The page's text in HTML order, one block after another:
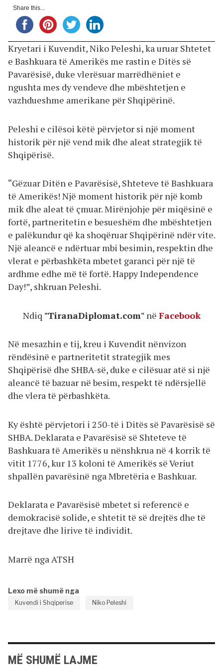
Share this...
Kryetari i Kuvendit, Niko Peleshi, ka uruar Shtetet
e Bashkuara të Amerikës me rastin e Ditës së
Pavarësisë, duke vlerësuar marrëdhëniet e
ngushta mes dy vendeve dhe mbështetjen e
vazhdueshme amerikane për Shqipërinë.
Peleshi e cilësoi këtë përvjetor si një moment
historik për një vend mik dhe aleat strategjik të
Shqipërisë.
“Gëzuar Ditën e Pavarësisë, Shteteve të Bashkuara
të Amerikës! Një moment historik për një komb
mik dhe aleat të çmuar. Mirënjohje për miqësinë e
fortë, partneritetin e besueshëm dhe mbështetjen
e palëkundur që ka shoqëruar Shqipërinë ndër vite.
Një aleancë e ndërtuar mbi besimin, respektin dhe
vlerat e përbashkëta mbetet garanci për një të
ardhme edhe më të fortë. Happy Independence
Day!”, shkruan Peleshi.
Ndiq "TiranaDiplomat.com" në Facebook
Në mesazhin e tij, kreu i Kuvendit nënvizon
rëndësinë e partneritetit strategjik mes
Shqipërisë dhe SHBA-së, duke e cilësuar atë si një
aleancë të bazuar në besim, respekt të ndërsjellë
dhe vlera të përbashkëta.
Ky është përvjetori i 250-të i Ditës së Pavarësisë së
SHBA. Deklarata e Pavarësisë së Shteteve të
Bashkuara të Amerikës u nënshkrua në 4 korrik të
vitit 1776, kur 13 koloni të Amerikës së Veriut
shpallën pavarësinë nga Mbretëria e Bashkuar.
Deklarata e Pavarësisë mbetet si referencë e
demokracisë solide, e shtetit të së drejtës dhe të
drejtave dhe lirive të individit.
Marrë nga ATSH
Lexo më shumë nga
Kuvendi i Shqiperise Niko Peleshi
MË SHUMË LAJME